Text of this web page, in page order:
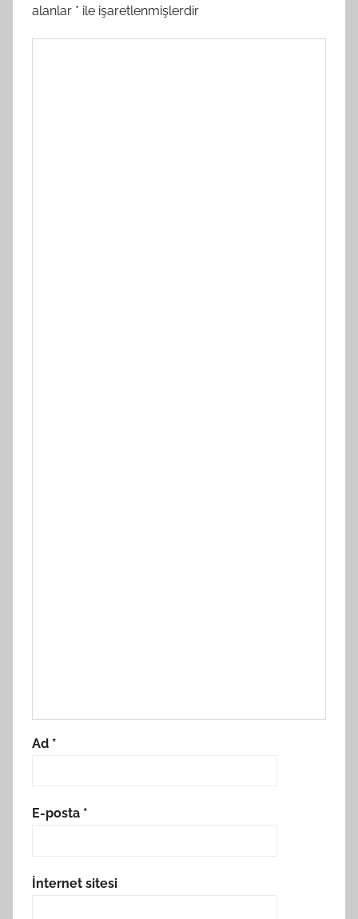
alanlar * ile işaretlenmişlerdir
Ad *
E-posta *
İnternet sitesi